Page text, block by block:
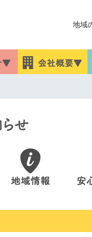
地域